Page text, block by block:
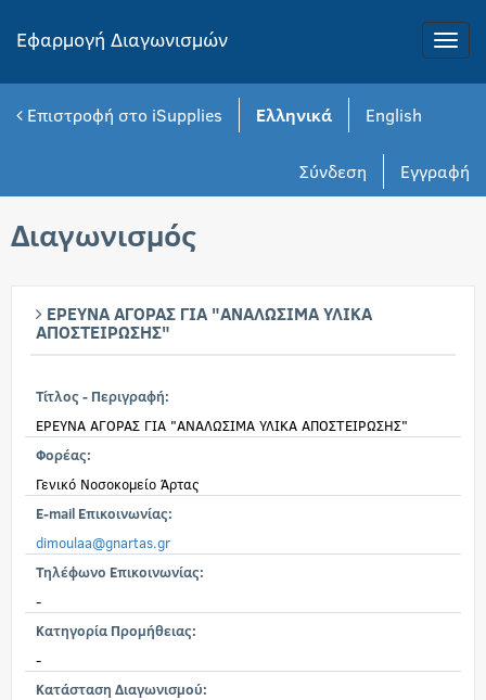
Toggle
Εφαρμογή Διαγωνισμών
Επιστροφή στο iSupplies Ελληνικά English
Εγγραφή
Σύνδεση
Διαγωνισμός
ΕΡΕΥΝΑ ΑΓΟΡΑΣ ΓΙΑ "ΑΝΑΛΩΣΙΜΑ ΥΛΙΚΑ
ΑΠΟΣΤΕΙΡΩΣΗΣ"
Τίτλος - Περιγραφή:
ΕΡΕΥΝΑ ΑΓΟΡΑΣ ΓΙΑ "ΑΝΑΛΩΣΙΜΑ ΥΛΙΚΑ ΑΠΟΣΤΕΙΡΩΣΗΣ"
Φορέας:
Γενικό Νοσοκομείο Άρτας
E-mail Επικοινωνίας:
dimoulaa@gnartas.gr
Τηλέφωνο Επικοινωνίας:
-
Κατηγορία Προμήθειας:
-
Κατάσταση Διαγωνισμού: